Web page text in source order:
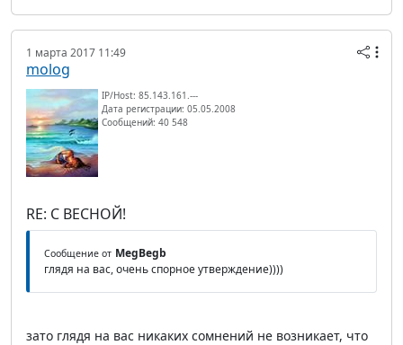
1 марта 2017 11:49
molog
IP/Host: 85.143.161.---
Дата регистрации: 05.05.2008
Сообщений: 40 548
RE: С ВЕСНОЙ!
Сообщение от MegBegb
глядя на вас, очень спорное утверждение))))
зато глядя на вас никаких сомнений не возникает, что